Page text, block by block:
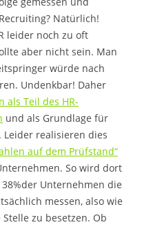
Natürlich!
leider noch zu oft
aber nicht sein. Man
würde nach
Undenkbar! Daher
als Teil des HR-
und als Grundlage für
realisieren dies
auf dem Prüfstand“
So wird dort
Unternehmen die
messen, also wie
zu besetzen. Ob